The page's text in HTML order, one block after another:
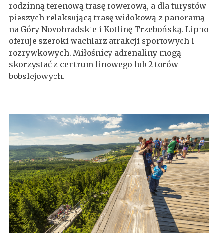
rodzinną terenową trasę rowerową, a dla turystów
pieszych relaksującą trasę widokową z panoramą
na Góry Novohradskie i Kotlinę Trzebońską. Lipno
oferuje szeroki wachlarz atrakcji sportowych i
rozrywkowych. Miłośnicy adrenaliny mogą
skorzystać z centrum linowego lub 2 torów
bobslejowych.